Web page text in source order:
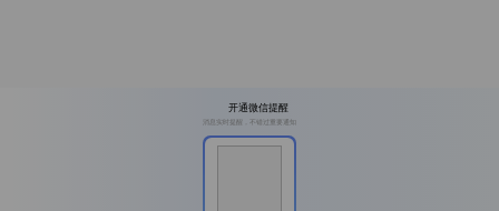
开通微信提醒
消息实时提醒，不错过重要通知